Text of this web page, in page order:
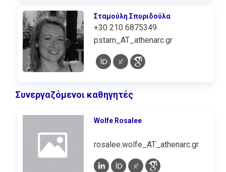
Σταμούλη Σπυριδούλα
+30 210 6875349
pstam_AT_athenarc.gr
Συνεργαζόμενοι καθηγητές
Wolfe Rosalee
rosalee.wolfe_AT_athenarc.gr